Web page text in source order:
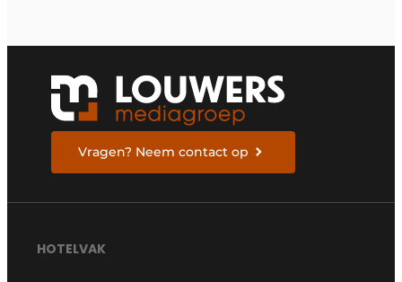
Vragen? Neem contact op
HOTELVAK